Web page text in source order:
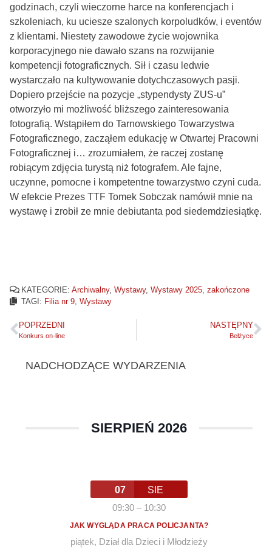
godzinach, czyli wieczorne harce na konferencjach i
szkoleniach, ku uciesze szalonych korpoludków, i eventów
z klientami. Niestety zawodowe życie wojownika
korporacyjnego nie dawało szans na rozwijanie
kompetencji fotograficznych. Sił i czasu ledwie
wystarczało na kultywowanie dotychczasowych pasji.
Dopiero przejście na pozycje „stypendysty ZUS-u”
otworzyło mi możliwość bliższego zainteresowania
fotografią. Wstąpiłem do Tarnowskiego Towarzystwa
Fotograficznego, zacząłem edukację w Otwartej Pracowni
Fotograficznej i… zrozumiałem, że raczej zostanę
robiącym zdjęcia turystą niż fotografem. Ale fajne,
uczynne, pomocne i kompetentne towarzystwo czyni cuda.
W efekcie Prezes TTF Tomek Sobczak namówił mnie na
wystawę i zrobił ze mnie debiutanta pod siedemdziesiątkę.
KATEGORIE: Archiwalny, Wystawy, Wystawy 2025 zakończone
TAGI: Filia nr 9 Wystawy
POPRZEDNI
Konkurs on-line
NASTĘPNY
Bełżyce
NADCHODZĄCE WYDARZENIA
SIERPIEŃ 2026
07
SIE
09:30 – 10:30
JAK WYGLĄDA PRACA POLICJANTA?
piątek, Dział dla Dzieci i Młodzieży